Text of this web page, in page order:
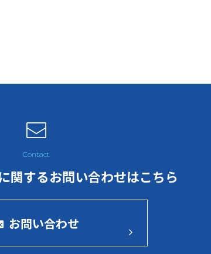
関するお問い合わせはこちら
お問い合わせ